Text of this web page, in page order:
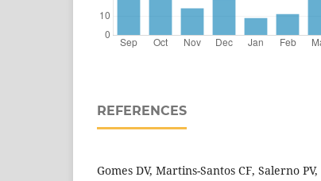
REFERENCES
Gomes DV, Martins-Santos CF, Salerno